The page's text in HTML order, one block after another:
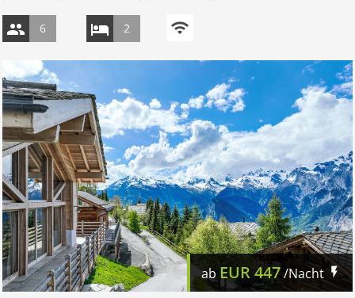
6 2
ab EUR447/Nacht